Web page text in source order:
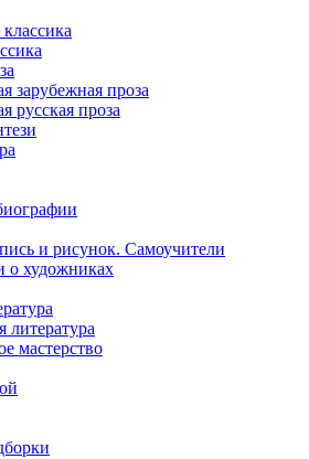
зарубежная проза
русская проза
и рисунок. Самоучители
о художниках
литература
мастерство